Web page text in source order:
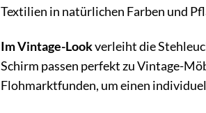
Textilien in natürlichen Farben und
Im Vintage-Lookverleiht die
Schirm passen perfekt zu Vintage-
Flohmarktfunden, um einen